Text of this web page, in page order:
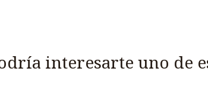
interesarte uno de